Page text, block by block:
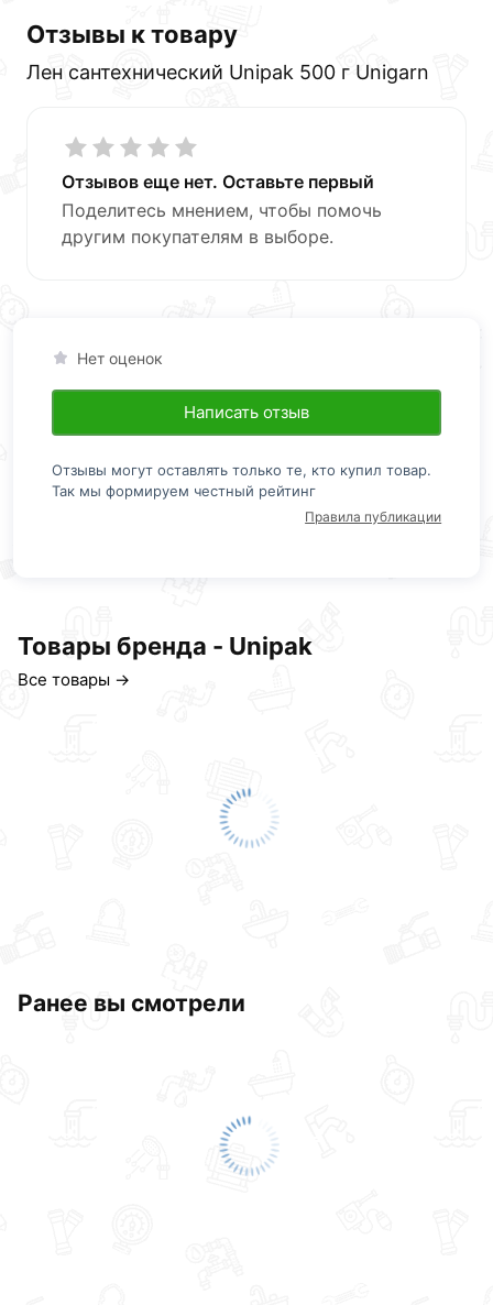
Отзывы к товару
Лен сантехнический Unipak 500 г Unigarn
Отзывов еще нет. Оставьте первый
Поделитесь мнением, чтобы помочь
другим покупателям в выборе.
Нет оценок
Написать отзыв
Отзывы могут оставлять только те, кто купил товар.
Так мы формируем честный рейтинг
Правила публикации
Товары бренда - Unipak
Все товары →
Ранее вы смотрели